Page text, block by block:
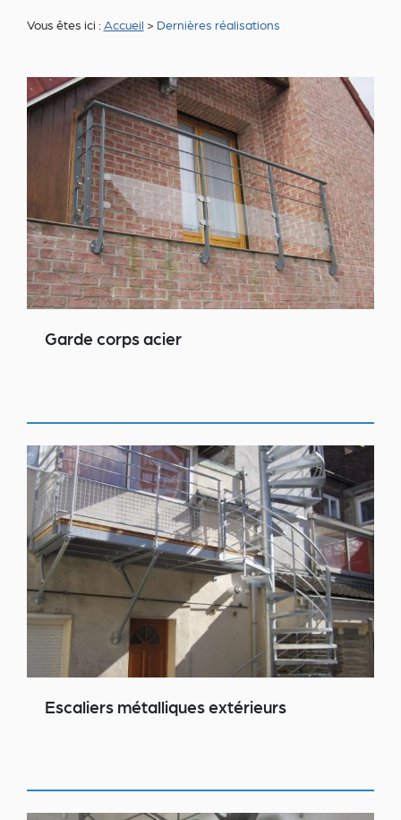
Vous êtes ici : Accueil > Dernières réalisations
Garde corps acier
Escaliers métalliques extérieurs